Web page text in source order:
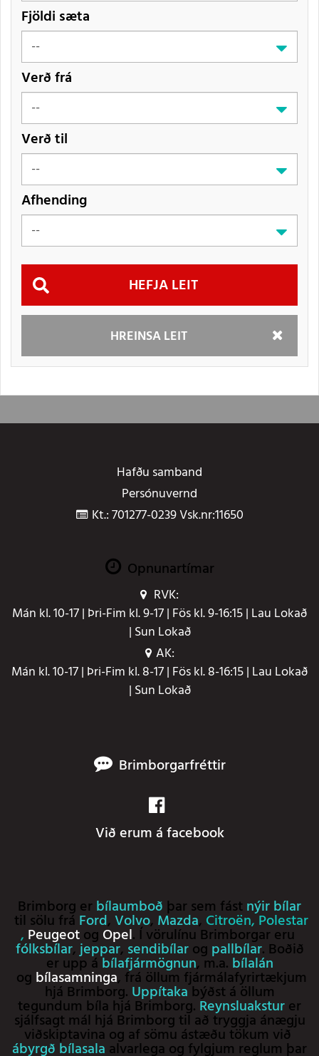
Fjöldi sæta
Verð frá
Verð til
Afhending
HREINSA LEIT
Hefja
Hafðu samband
Persónuvernd
Kt.: 701277-0239 Vsk.nr:11650
Opnunartímar
RVK:
Mán kl. 10-17 | Þri-Fim kl. 9-17 | Fös kl. 9-16:15 | Lau Lokað
| Sun Lokað
AK:
Mán kl. 10-17 | Þri-Fim kl. 8-17 | Fös kl. 8-16:15 | Lau Lokað
| Sun Lokað
Brimborgarfréttir
Við erum á facebook
Brimborg er bílaumboð þar sem fást nýir bílar
til sölu frá Ford, Volvo, Mazda, Citroën,Polestar
, Peugeotog Opel. Í vörulínu Brimborgar eru
fólksbílar,jeppar, sendibílarog pallbílar. Boðið
er upp ábílafjármögnun, m.a. bílalán
og bílasamninga, frá öllum fjármálafyrirtækjum
hjá Brimborg. Uppítakabýðst á öllum
tegundum bíla hjá Brimborg. Reynsluaksturer
sjálfsagt mál hjá Brimborg til að tryggja ánægju
viðskiptavina og af sömu ástæðu tökum við
ábyrgð bílasala alvarlega og fylgjum reglum þar